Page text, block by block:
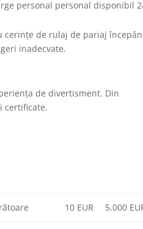
personal personal disponibil
cerințe de rulaj de pariaj
inadecvate.
de divertisment. Din
certificate.
10 EUR 5.000